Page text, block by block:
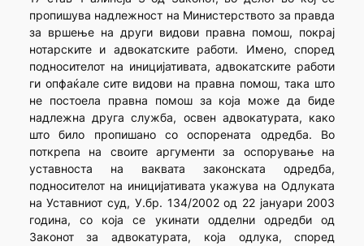
пропишува надлежност на Министерството за правда
за вршење на други видови правна помош, покрај
нотарските и адвокатските работи. Имено, според
подносителот на иницијативата, адвокатските работи
ги опфаќале сите видови на правна помош, така што
не постоела правна помош за која може да биде
надлежна друга служба, освен адвокатурата, како
што било пропишано со оспорената одредба. Во
поткрепа на своите аргументи за оспорување на
уставноста на ваквата законската одредба,
подносителот на иницијативата укажува на Одлуката
на Уставниот суд, У.бр. 134/2002 од 22 јануари 2003
година, со која се укинати одделни одредби од
Законот за адвокатурата, која одлука, според